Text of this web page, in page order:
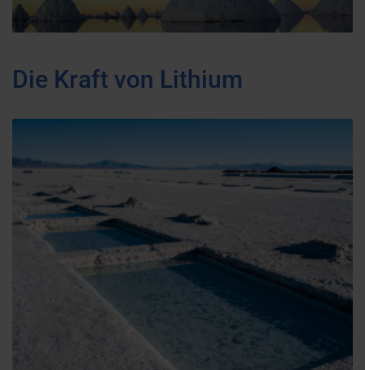
Die Kraft von Lithium